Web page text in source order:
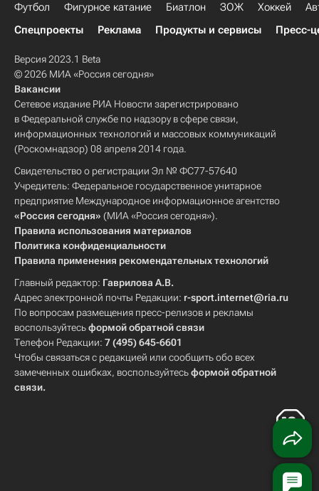
Футбол Фигурное катание Биатлон ЗОЖ Хоккей
Спецпроекты
Реклама Продукты и сервисы Пресс-
Версия 2023.1 Beta
© 2026 МИА «Россия сегодня»
Вакансии
Сетевое издание РИА Новости зарегистрировано
в Федеральной службе по надзору в сфере связи,
информационных технологий и массовых коммуникаций
(Роскомнадзор) 08 апреля 2014 года.
Свидетельство о регистрации Эл № ФС77-57640
Учредитель: Федеральное государственное унитарное
предприятие Международное информационное агентство
«Россия сегодня» (МИА «Россия сегодня»).
Правила использования материалов
Политика конфиденциальности
Правила применения рекомендательных технологий
Главный редактор: Гаврилова А.В.
Адрес электронной почты Редакции: r-sport.internet@ria.ru
По вопросам размещения пресс-релизов и рекламы
воспользуйтесьформой обратной связи
Телефон Редакции: 7 (495) 645-6601
Чтобы связаться с редакцией или сообщить обо всех
замеченных ошибках, воспользуйтесьформой обратной
связи.